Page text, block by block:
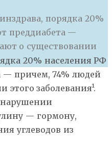
порядка 20%
преддиабета —
о существовании
20% населения РФ
— причем, 74% людей
этого заболевания¹.
нарушении
— гормону,
углеводов из